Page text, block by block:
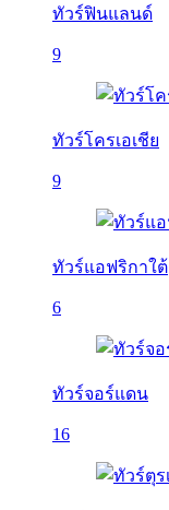
ทัวร์ฟินแลนด์
9
ทัวร์โครเอเชีย
9
ทัวร์แอฟริกาใต้
6
ทัวร์จอร์แดน
16